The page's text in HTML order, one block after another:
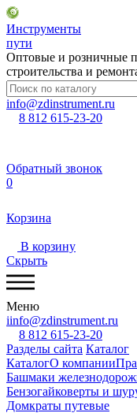
Инструменты
пути
Оптовые и розничные
строительства и
info@zdinstrument.ru
8 812 615-23-20
Обратный звонок
0
Корзина
В корзину
Скрыть
Меню
iinfo@zdinstrument.ru
8 812 615-23-20
Разделы сайта Каталог
КаталогО компании
Башмаки
Бензогайковерты и
Домкраты путевые